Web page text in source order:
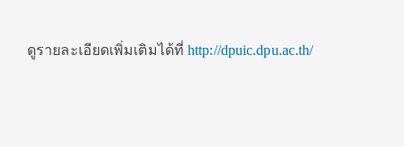
ดูรายละเอียดเพิ่มเติมได้ที่http://dpuic.dpu.ac.th/